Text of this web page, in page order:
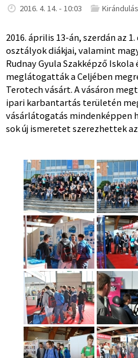
2016. 4. 14. - 10:03
2016. április 13-án, szerdán az 1.
osztályok diákjai, valamint
Rudnay Gyula Szakképző
meglátogatták a Celjében
Terotech vásárt. A vásáron
ipari karbantartás területén
vásárlátogatás mindenképpen
sok új ismeretet szerezhettek